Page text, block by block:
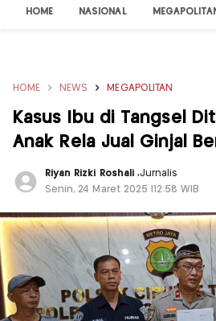
HOME NASIONAL
HOME NEWS MEGAPOLITAN
Kasus Ibu di Tangsel
Anak Rela Jual Ginjal
Riyan Rizki Roshali ,Jurnalis
Senin, 24 Maret 2025 |12:58 WIB